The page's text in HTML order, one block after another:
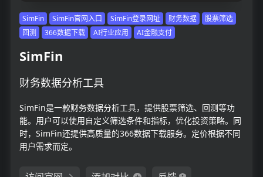
SimFin SimFin官网入口 SimFin登录网址 财务数据
股票筛选
回测
366数据下载 AI行业应用 AI金融支付
SimFin
财务数据分析工具
SimFin是一款财务数据分析工具，提供股票筛选、回测等功
能。用户可以使用自定义筛选条件和指标，优化投资策略。同
时，SimFin还提供高质量的366数据下载服务。定价根据不同
用户需求而定。